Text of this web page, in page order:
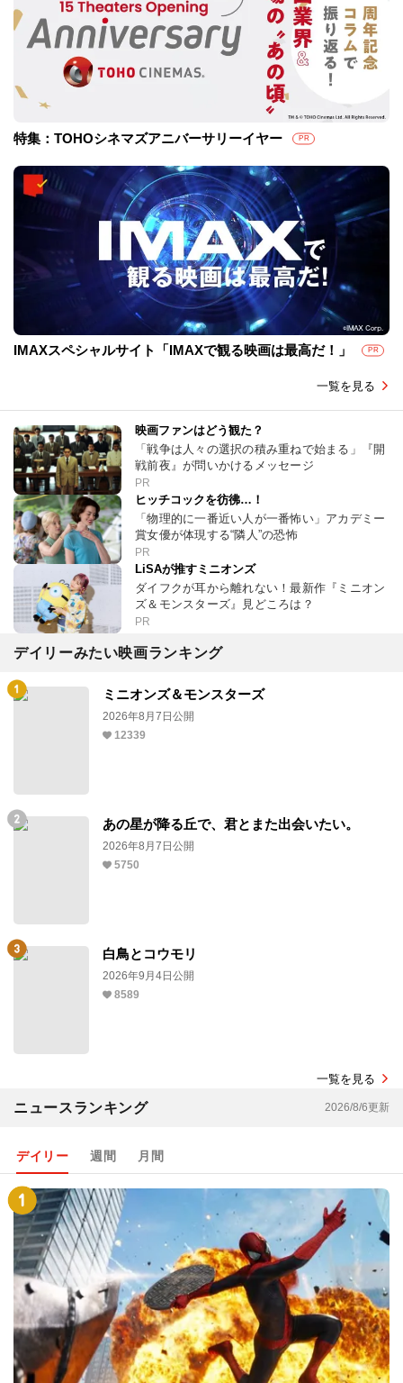
特集：TOHOシネマズアニバーサリーイヤー PR
IMAXスペシャルサイト「IMAXで観る映画は最高だ！」 PR
一覧を見る
映画ファンはどう観た？
「戦争は人々の選択の積み重ねで始まる」『開
戦前夜』が問いかけるメッセージ
PR
ヒッチコックを彷彿…！
「物理的に一番近い人が一番怖い」アカデミー
賞女優が体現する“隣人”の恐怖
PR
LiSAが推すミニオンズ
ダイフクが耳から離れない！最新作『ミニオン
ズ＆モンスターズ』見どころは？
PR
デイリーみたい映画ランキング
ミニオンズ＆モンスターズ
2026年8月7日公開
12339
あの星が降る丘で、君とまた出会いたい。
2026年8月7日公開
5750
白鳥とコウモリ
2026年9月4日公開
8589
一覧を見る
ニュースランキング 2026/8/6更新
デイリー 週間 月間